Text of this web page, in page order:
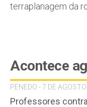
terraplanagem da
Acontece
PENEDO - 7 DE
Professores